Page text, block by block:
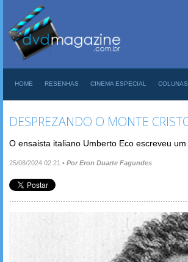
HOME RESENHAS CINEMA ESPECIAL COLUNAS
DESPREZANDO O MONTE
O ensaista italiano Umberto Eco escreveu
25/08/2024 02:21 • Por Eron Duarte Fagundes